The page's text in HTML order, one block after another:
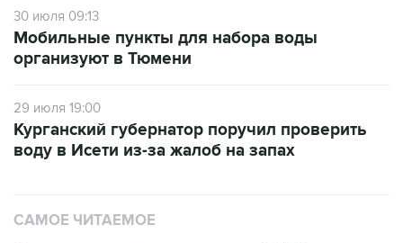
30 июля 09:13
Мобильные пункты для набора воды
организуют в Тюмени
29 июля 19:00
Курганский губернатор поручил проверить
воду в Исети из-за жалоб на запах
САМОЕ ЧИТАЕМОЕ